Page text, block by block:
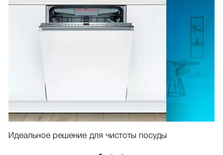
Идеальное решение для чистоты посуды